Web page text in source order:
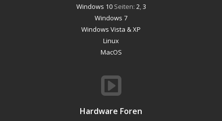
Windows 10Seiten: 2 3
Windows 7
Windows Vista & XP
Linux
MacOS
Hardware Foren